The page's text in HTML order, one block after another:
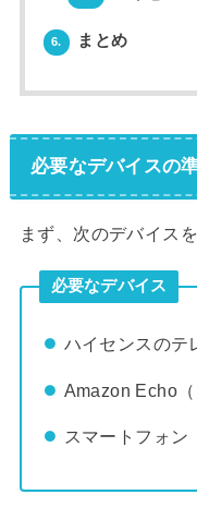
6. まとめ
必要なデバイスの
まず、次のデバイス
必要なデバイス
ハイセンスのテ
Amazon Echo（
スマートフォン